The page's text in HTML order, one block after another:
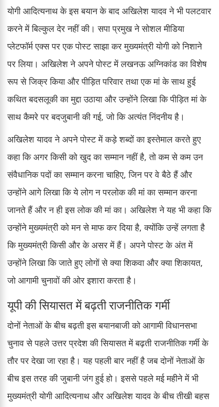
योगी आदित्यनाथ के इस बयान के बाद अखिलेश यादव ने भी पलटवार
करने में बिल्कुल देर नहीं की। सपा प्रमुख ने सोशल मीडिया
प्लेटफॉर्म एक्स पर एक पोस्ट साझा कर मुख्यमंत्री योगी को निशाने
पर लिया। अखिलेश ने अपने पोस्ट में लखनऊ अग्निकांड का विशेष
रूप से जिक्र किया और पीड़ित परिवार तथा एक मां के साथ हुई
कथित बदसलूकी का मुद्दा उठाया और उन्होंने लिखा कि पीड़ित मां के
साथ कैमरे पर बदजुबानी की गई, जो कि अत्यंत निंदनीय है।
अखिलेश यादव ने अपने पोस्ट में कड़े शब्दों का इस्तेमाल करते हुए
कहा कि अगर किसी को खुद का सम्मान नहीं है, तो कम से कम उन
संवैधानिक पदों का सम्मान करना चाहिए, जिन पर वे बैठे हैं और
उन्होंने आगे लिखा कि ये लोग न परलोक की मां का सम्मान करना
जानते हैं और न ही इस लोक की मां का। अखिलेश ने यह भी कहा कि
उन्होंने मुख्यमंत्री को मन से माफ कर दिया है, क्योंकि उन्हें लगता है
कि मुख्यमंत्री किसी और के असर में हैं। अपने पोस्ट के अंत में
उन्होंने लिखा कि जाते हुए लोगों से क्या शिकवा और क्या शिकायत,
जो आगामी चुनावों की ओर इशारा करता है।
यूपी की सियासत में बढ़ती राजनीतिक गर्मी
दोनों नेताओं के बीच बढ़ती इस बयानबाजी को आगामी विधानसभा
चुनाव से पहले उत्तर प्रदेश की सियासत में बढ़ती राजनीतिक गर्मी के
तौर पर देखा जा रहा है। यह पहली बार नहीं है जब दोनों नेताओं के
बीच इस तरह की जुबानी जंग हुई हो। इससे पहले मई महीने में भी
मुख्यमंत्री योगी आदित्यनाथ और अखिलेश यादव के बीच तीखी बहस